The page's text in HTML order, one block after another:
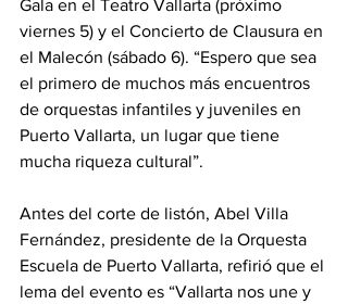
Gala en el Teatro Vallarta (próximo
viernes 5) y el Concierto de Clausura en
el Malecón (sábado 6). “Espero que sea
el primero de muchos más encuentros
de orquestas infantiles y juveniles en
Puerto Vallarta, un lugar que tiene
mucha riqueza cultural”.
Antes del corte de listón, Abel Villa
Fernández, presidente de la Orquesta
Escuela de Puerto Vallarta, refirió que el
lema del evento es “Vallarta nos une y